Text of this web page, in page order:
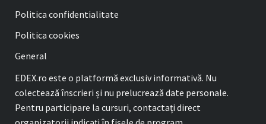
Politica confidentialitate
Politica cookies
General
EDEX.ro este o platformă exclusiv informativă. Nu
colectează înscrieri și nu prelucrează date personale.
Pentru participare la cursuri, contactați direct